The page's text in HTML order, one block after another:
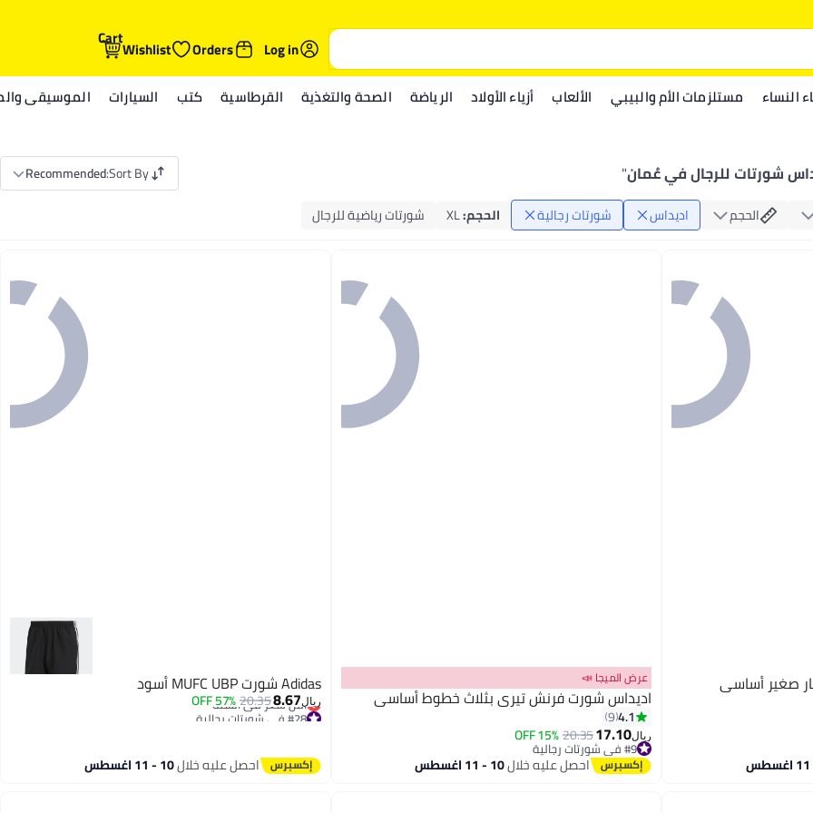
Log in
Orders
Wishlist
Cart
النساء مستلزمات الأم والبيبي الألعاب أزياء الأولاد الرياضة الصحة والتغذية القرطاسية كتب السيارات الموسيقى
شورتات للرجال في عُمان"
Sort By
:
Recommended
الحجم اديداس شورتات رجالية الحجم:
XL شورتات رياضية للرجال
صغير أساسي
2
عرض الميجا 📣
اديداس شورت فرنش تيري بثلاث خطوط أساسي
4.1
9
ريال17.10
20.35
15% OFF
#9 في شورتات رجالية
#9 في شورتات رجالية احصل عليه خلال10 - 11 اغسطس
Adidas شورت MUFC UBP أسود
ريال8.67
20.35
57% OFF
#28 في شورتات رجالية
أقل سعر في السنة
احصل عليه خلال10 - 11 اغسطس